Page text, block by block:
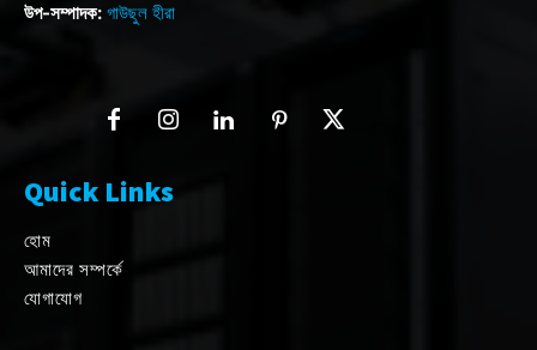
উপ-সম্পাদক: গাউছুল হীরা
Quick Links
হোম
আমাদের সম্পর্কে
যোগাযোগ